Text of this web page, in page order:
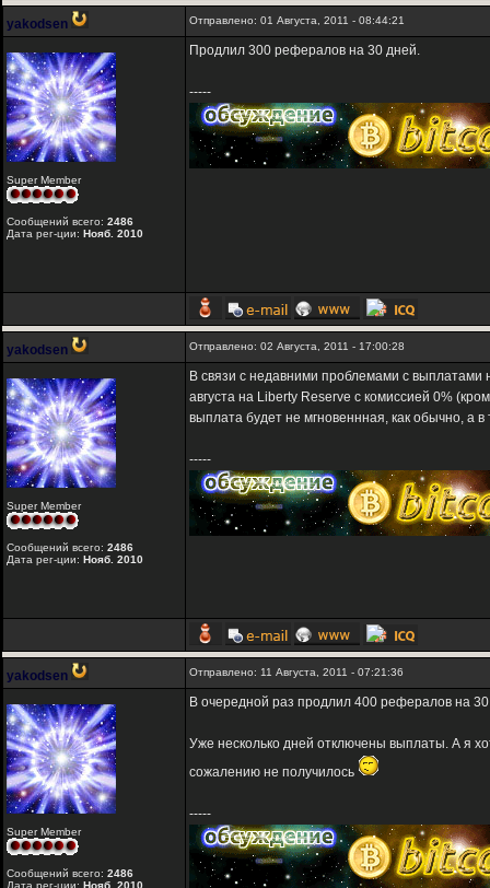
yakodsen Отправлено: 01 Августа, 2011 - 08:44:21
Super Member
Сообщений всего: 2486
Дата рег-ции: Нояб. 2010
Продлил 300 рефералов на 30 дней.
-----
yakodsen Отправлено: 02 Августа, 2011 - 17:00:28
Super Member
Сообщений всего: 2486
Дата рег-ции: Нояб. 2010
В связи с недавними проблемами с
августа на Liberty Reserve с комиссией 0%
выплата будет не мгновеннная, как обычно, а в
-----
yakodsen Отправлено: 11 Августа, 2011 - 07:21:36
Super Member
Сообщений всего: 2486
Дата рег-ции: Нояб. 2010
В очередной раз продлил 400 рефералов на
Уже несколько дней отключены выплаты. А я
сожалению не получилось
-----